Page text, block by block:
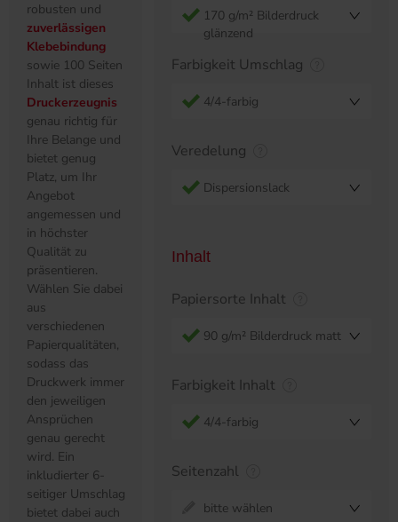
robusten und
zuverlässigen
Klebebindung
sowie 100 Seiten
Inhalt ist dieses
Druckerzeugnis
genau richtig für
Ihre Belange und
bietet genug
Platz, um Ihr
Angebot
angemessen und
in höchster
Qualität zu
präsentieren.
Wählen Sie dabei
aus
verschiedenen
Papierqualitäten,
sodass das
Druckwerk immer
den jeweiligen
Ansprüchen
genau gerecht
wird. Ein
inkludierter 6-
seitiger Umschlag
bietet dabei auch
170 g/m² Bilderdruck
glänzend
Farbigkeit Umschlag
4/4-farbig
Veredelung
Dispersionslack
Inhalt
Papiersorte Inhalt
90 g/m² Bilderdruck matt
Farbigkeit Inhalt
4/4-farbig
Seitenzahl
bitte wählen